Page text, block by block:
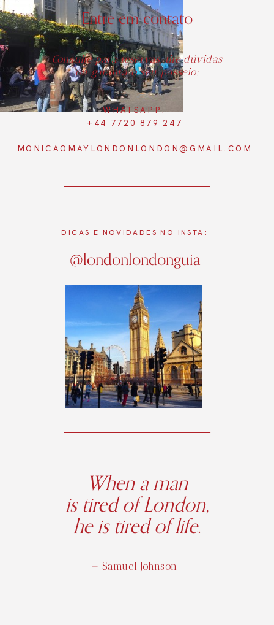
DICAS E NOVIDADES NO INSTA:
When a man
is tired of London,
he is tired of life.
Entre em contato
@londonlondonguia
Consulte para reservas, tire dúvidas
ou garanta o seu passeio:
WHATSAPP:
+44 7720 879 247
MONICAOMAYLONDONLONDON@GMAIL.COM
— Samuel Johnson